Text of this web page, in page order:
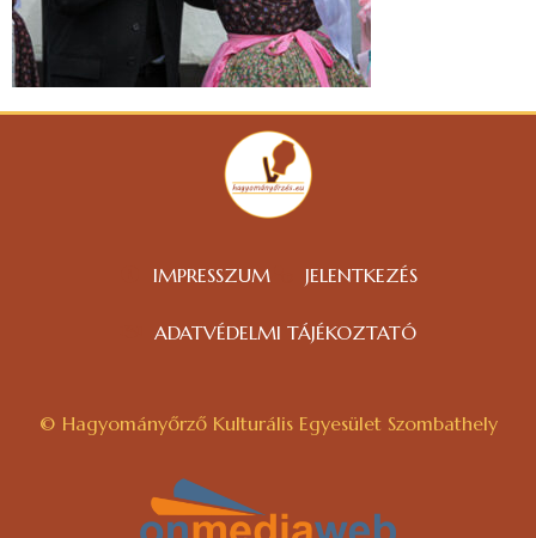
IMPRESSZUM JELENTKEZÉS
ADATVÉDELMI TÁJÉKOZTATÓ
© Hagyományőrző Kulturális Egyesület Szombathely